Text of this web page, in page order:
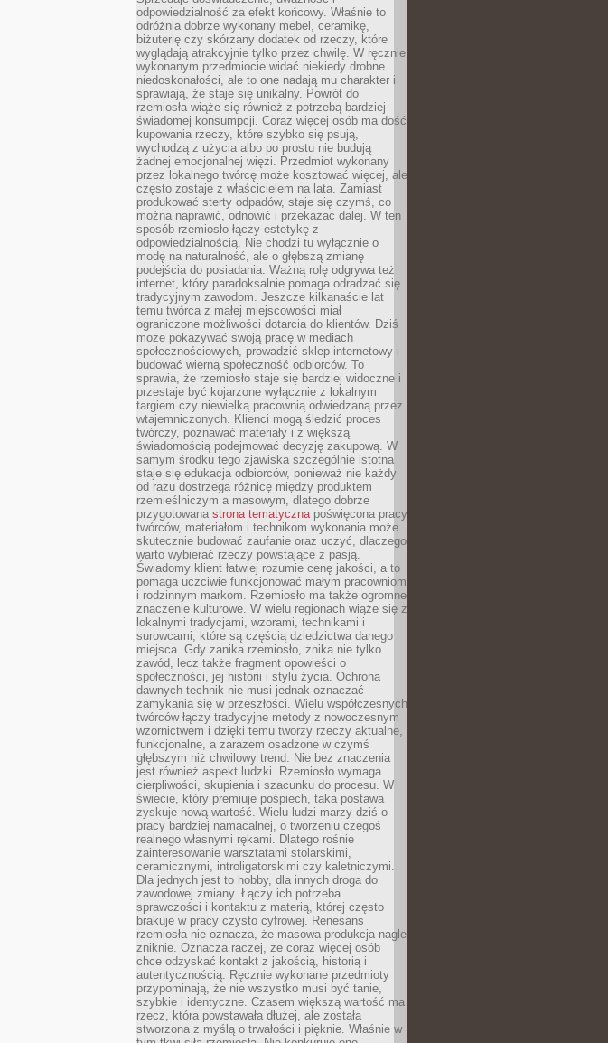
odpowiedzialność za efekt końcowy. Właśnie to
odróżnia dobrze wykonany mebel, ceramikę,
biżuterię czy skórzany dodatek od rzeczy, które
wyglądają atrakcyjnie tylko przez chwilę. W ręcznie
wykonanym przedmiocie widać niekiedy drobne
niedoskonałości, ale to one nadają mu charakter i
sprawiają, że staje się unikalny. Powrót do
rzemiosła wiąże się również z potrzebą bardziej
świadomej konsumpcji. Coraz więcej osób ma dość
kupowania rzeczy, które szybko się psują,
wychodzą z użycia albo po prostu nie budują
żadnej emocjonalnej więzi. Przedmiot wykonany
przez lokalnego twórcę może kosztować więcej, ale
często zostaje z właścicielem na lata. Zamiast
produkować sterty odpadów, staje się czymś, co
można naprawić, odnowić i przekazać dalej. W ten
sposób rzemiosło łączy estetykę z
odpowiedzialnością. Nie chodzi tu wyłącznie o
modę na naturalność, ale o głębszą zmianę
podejścia do posiadania. Ważną rolę odgrywa też
internet, który paradoksalnie pomaga odradzać się
tradycyjnym zawodom. Jeszcze kilkanaście lat
temu twórca z małej miejscowości miał
ograniczone możliwości dotarcia do klientów. Dziś
może pokazywać swoją pracę w mediach
społecznościowych, prowadzić sklep internetowy i
budować wierną społeczność odbiorców. To
sprawia, że rzemiosło staje się bardziej widoczne i
przestaje być kojarzone wyłącznie z lokalnym
targiem czy niewielką pracownią odwiedzaną przez
wtajemniczonych. Klienci mogą śledzić proces
twórczy, poznawać materiały i z większą
świadomością podejmować decyzję zakupową. W
samym środku tego zjawiska szczególnie istotna
staje się edukacja odbiorców, ponieważ nie każdy
od razu dostrzega różnicę między produktem
rzemieślniczym a masowym, dlatego dobrze
przygotowana strona tematycznapoświęcona pracy
twórców, materiałom i technikom wykonania może
skutecznie budować zaufanie oraz uczyć, dlaczego
warto wybierać rzeczy powstające z pasją.
Świadomy klient łatwiej rozumie cenę jakości, a to
pomaga uczciwie funkcjonować małym pracowniom
i rodzinnym markom. Rzemiosło ma także ogromne
znaczenie kulturowe. W wielu regionach wiąże się z
lokalnymi tradycjami, wzorami, technikami i
surowcami, które są częścią dziedzictwa danego
miejsca. Gdy zanika rzemiosło, znika nie tylko
zawód, lecz także fragment opowieści o
społeczności, jej historii i stylu życia. Ochrona
dawnych technik nie musi jednak oznaczać
zamykania się w przeszłości. Wielu współczesnych
twórców łączy tradycyjne metody z nowoczesnym
wzornictwem i dzięki temu tworzy rzeczy aktualne,
funkcjonalne, a zarazem osadzone w czymś
głębszym niż chwilowy trend. Nie bez znaczenia
jest również aspekt ludzki. Rzemiosło wymaga
cierpliwości, skupienia i szacunku do procesu. W
świecie, który premiuje pośpiech, taka postawa
zyskuje nową wartość. Wielu ludzi marzy dziś o
pracy bardziej namacalnej, o tworzeniu czegoś
realnego własnymi rękami. Dlatego rośnie
zainteresowanie warsztatami stolarskimi,
ceramicznymi, introligatorskimi czy kaletniczymi.
Dla jednych jest to hobby, dla innych droga do
zawodowej zmiany. Łączy ich potrzeba
sprawczości i kontaktu z materią, której często
brakuje w pracy czysto cyfrowej. Renesans
rzemiosła nie oznacza, że masowa produkcja nagle
zniknie. Oznacza raczej, że coraz więcej osób
chce odzyskać kontakt z jakością, historią i
autentycznością. Ręcznie wykonane przedmioty
przypominają, że nie wszystko musi być tanie,
szybkie i identyczne. Czasem większą wartość ma
rzecz, która powstawała dłużej, ale została
stworzona z myślą o trwałości i pięknie. Właśnie w